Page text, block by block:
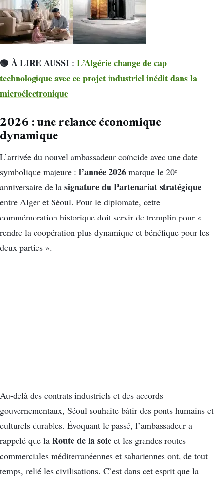
🟢 À LIRE AUSSI : L’Algérie change de cap
technologique avec ce projet industriel inédit dans la
microélectronique
2026 : une relance économique
dynamique
L’arrivée du nouvel ambassadeur coïncide avec une date
symbolique majeure : l’année 2026 marque le 20ᵉ
anniversaire de la signature du Partenariat stratégique
entre Alger et Séoul. Pour le diplomate, cette
commémoration historique doit servir de tremplin pour «
rendre la coopération plus dynamique et bénéfique pour les
deux parties ».
Au-delà des contrats industriels et des accords
gouvernementaux, Séoul souhaite bâtir des ponts humains et
culturels durables. Évoquant le passé, l’ambassadeur a
rappelé que la Route de la soie et les grandes routes
commerciales méditerranéennes et sahariennes ont, de tout
temps, relié les civilisations. C’est dans cet esprit que la